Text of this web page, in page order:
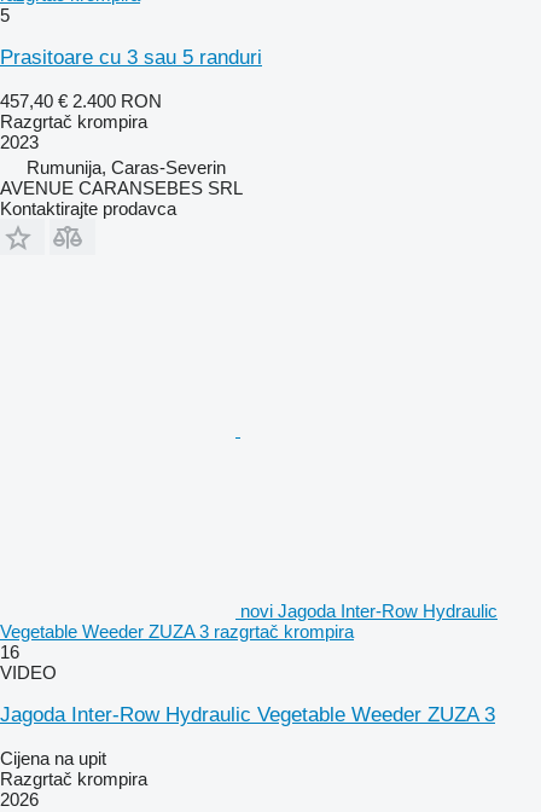
5
Prasitoare cu 3 sau 5 randuri
457,40 € 2.400 RON
Razgrtač krompira
2023
Rumunija, Caras-Severin
AVENUE CARANSEBES SRL
Kontaktirajte prodavca
novi Jagoda Inter-Row Hydraulic
Vegetable Weeder ZUZA 3 razgrtač krompira
16
VIDEO
Jagoda Inter-Row Hydraulic Vegetable Weeder ZUZA 3
Cijena na upit
Razgrtač krompira
2026